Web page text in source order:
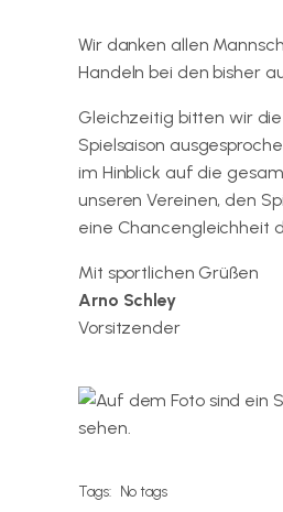
Wir danken allen
Handeln bei den bisher
Gleichzeitig bitten wir
Spielsaison
im Hinblick auf die
unseren Vereinen, den
eine Chancengleichheit
Mit sportlichen Grüßen
Arno Schley
Vorsitzender
Tags: No tags